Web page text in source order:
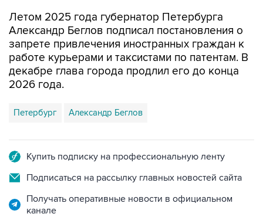
Летом 2025 года губернатор Петербурга
Александр Беглов подписал постановления о
запрете привлечения иностранных граждан к
работе курьерами и таксистами по патентам. В
декабре глава города продлил его до конца
2026 года.
Петербург Александр Беглов
Купить подписку на профессиональную ленту
Подписаться на рассылку главных новостей сайта
Получать оперативные новости в официальном
канале